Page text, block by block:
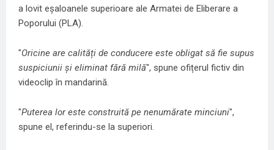
a lovit eșaloanele superioare ale Armatei de Eliberare a
Poporului (PLA).
"Oricine are calități de conducere este obligat să fie supus
suspiciunii și eliminat fără milă", spune ofițerul fictiv din
videoclip în mandarină.
"Puterea lor este construită pe nenumărate minciuni",
spune el, referindu-se la superiori.